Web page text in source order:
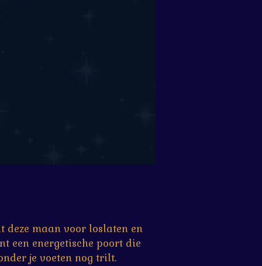
deze maan voor loslaten en
een energetische poort die
je voeten nog trilt.